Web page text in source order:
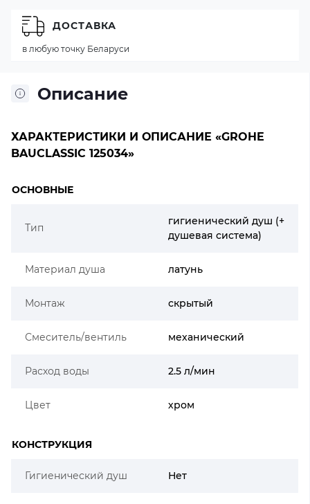
Описание
ХАРАКТЕРИСТИКИ И ОПИСАНИЕ «GROHE
BAUCLASSIC 125034»
ОСНОВНЫЕ
Тип
гигиенический душ (+
душевая система)
Материал душа латунь
Монтаж скрытый
Смеситель/вентиль механический
Расход воды 2.5 л/мин
Цвет хром
КОНСТРУКЦИЯ
Гигиенический душ Нет
ДОСТАВКА
в любую точку Беларуси